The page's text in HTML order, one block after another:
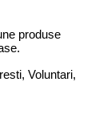
produse
Voluntari,